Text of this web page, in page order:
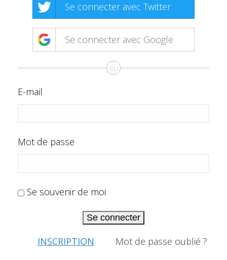
Se connecter avec Twitter
Se connecter avec Google
ou
E-mail
Mot de passe
Se souvenir de moi
Se connecter
INSCRIPTION Mot de passe oublié ?